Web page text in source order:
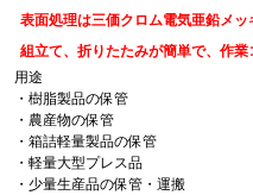
表面処理は三価クロム電気亜鉛メ
組立て、折りたたみが簡単で、作業
用途
・樹脂製品の保管
・農産物の保管
・箱詰軽量製品の保管
・軽量大型プレス品
・少量生産品の保管・運搬